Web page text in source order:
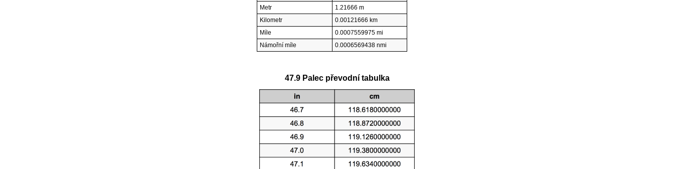
Metr
1.21666 m
Kilometr
0.00121666 km
Míle
0.0007559975 mi
Námořní míle
0.0006569438 nmi
47.9 Palec převodní tabulka